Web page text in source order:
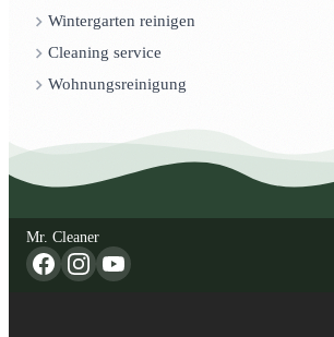
Wintergarten reinigen
Cleaning service
Wohnungsreinigung
Mr. Cleaner